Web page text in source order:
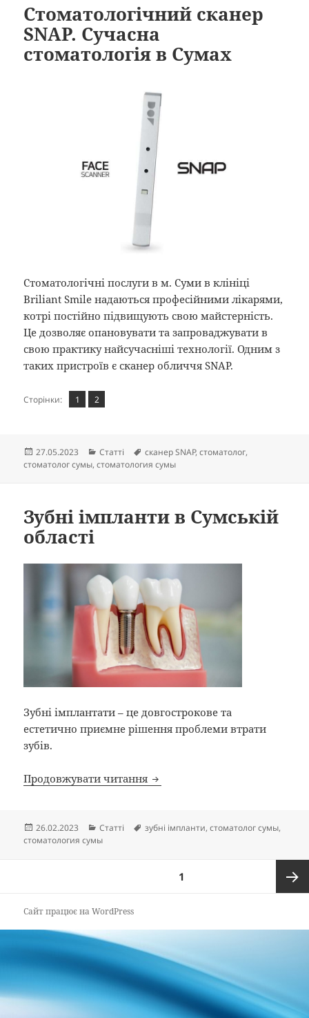
Стоматологічний сканер
SNAP. Сучасна
стоматологія в Сумах
Стоматологічні послуги в м. Суми в клініці
Briliant Smile надаються професійними лікарями,
котрі постійно підвищують свою майстерність.
Це дозволяє опановувати та запроваджувати в
свою практику найсучасніші технології. Одним з
таких пристроїв є сканер обличчя SNAP.
Сторінки: Сторінка
1 ,
Сторінка
2
Опубліковано
27.05.2023 Категорії
Статті Позначки
сканер SNAP,стоматолог,
стоматолог сумы,стоматология сумы
Зубні імпланти в Сумській
області
Зубні імплантати – це довгострокове та
естетично приємне рішення проблеми втрати
зубів.
Продовжувати читання Зубні імпланти в Сумській
Опубліковано
26.02.2023 Категорії
Статті Позначки
зубні імпланти,стоматолог сумы,
стоматология сумы
1
Сайт працює на WordPress